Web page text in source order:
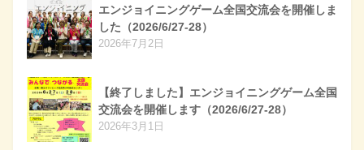
エンジョイニングゲーム全国交流会を開催しま
した（2026/6/27-28）
2026年7月2日
【終了しました】エンジョイニングゲーム全国
交流会を開催します（2026/6/27-28）
2026年3月1日